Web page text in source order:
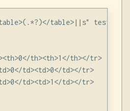
table>||s" test.html
th><th>1</th></tr>
td><td>0</td></tr>
td><td>1</td></tr>